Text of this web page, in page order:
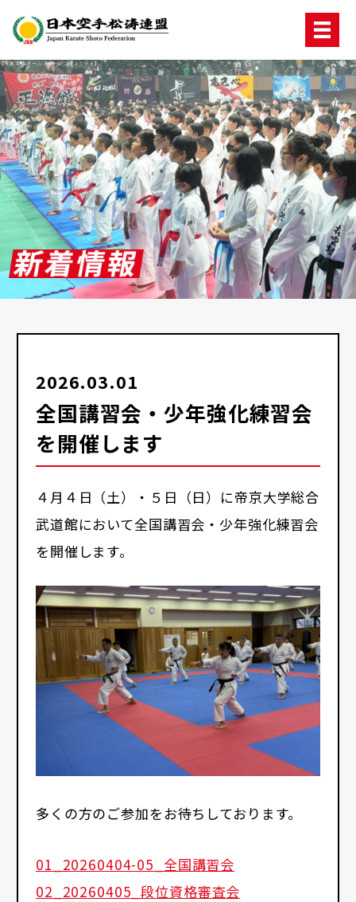
2026.03.01
全国講習会・少年強化練習会
を開催します
４月４日（土）・５日（日）に帝京大学総合
武道館において全国講習会・少年強化練習会
を開催します。
多くの方のご参加をお待ちしております。
01_20260404-05_全国講習会
02_20260405_段位資格審査会